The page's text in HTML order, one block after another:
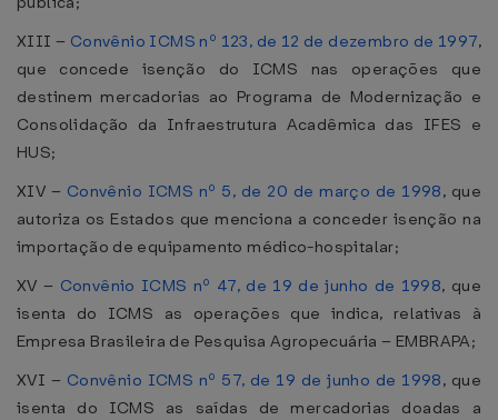
XIII – Convênio ICMS nº 123, de 12 de dezembro de 1997,
que concede isenção do ICMS nas operações que
destinem mercadorias ao Programa de Modernização e
Consolidação da Infraestrutura Acadêmica das IFES e
HUS;
XIV – Convênio ICMS nº 5, de 20 de março de 1998, que
autoriza os Estados que menciona a conceder isenção na
importação de equipamento médico-hospitalar;
XV – Convênio ICMS nº 47, de 19 de junho de 1998, que
isenta do ICMS as operações que indica, relativas à
Empresa Brasileira de Pesquisa Agropecuária – EMBRAPA;
XVI – Convênio ICMS nº 57, de 19 de junho de 1998, que
isenta do ICMS as saídas de mercadorias doadas a